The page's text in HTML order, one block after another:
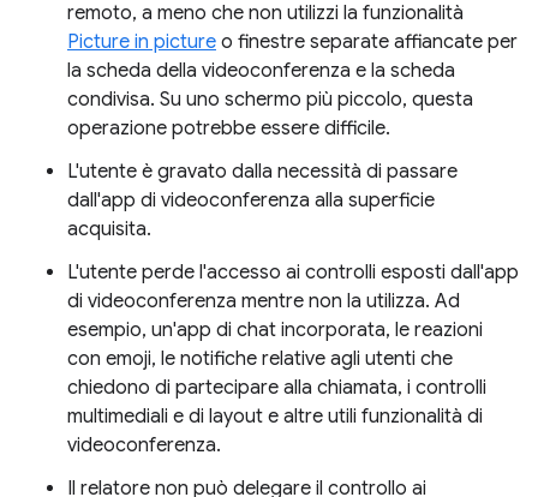
remoto, a meno che non utilizzi la funzionalità
Picture in picture o finestre separate affiancate per
la scheda della videoconferenza e la scheda
condivisa. Su uno schermo più piccolo, questa
operazione potrebbe essere difficile.
L'utente è gravato dalla necessità di passare
dall'app di videoconferenza alla superficie
acquisita.
L'utente perde l'accesso ai controlli esposti dall'app
di videoconferenza mentre non la utilizza. Ad
esempio, un'app di chat incorporata, le reazioni
con emoji, le notifiche relative agli utenti che
chiedono di partecipare alla chiamata, i controlli
multimediali e di layout e altre utili funzionalità di
videoconferenza.
Il relatore non può delegare il controllo ai